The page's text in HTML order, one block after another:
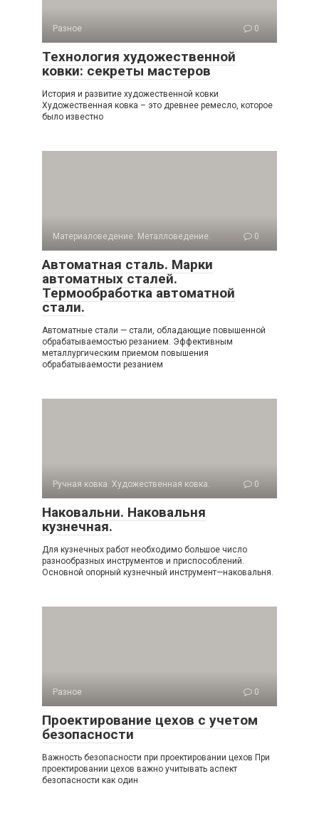
Разное 0
Технология художественной
ковки: секреты мастеров
История и развитие художественной ковки
Художественная ковка – это древнее ремесло, которое
было известно
Материаловедение. Металловедение. 0
Автоматная сталь. Марки
автоматных сталей.
Термообработка автоматной
стали.
Автоматные стали — стали, обладающие повышенной
обрабатываемостью резанием. Эффективным
металлургическим приемом повышения
обрабатываемости резанием
Ручная ковка. Художественная ковка. 0
Наковальни. Наковальня
кузнечная.
Для кузнечных работ необходимо большое число
разнообразных инструментов и приспособлений.
Основной опорный кузнечный инструмент—наковальня.
Разное 0
Проектирование цехов с учетом
безопасности
Важность безопасности при проектировании цехов При
проектировании цехов важно учитывать аспект
безопасности как один